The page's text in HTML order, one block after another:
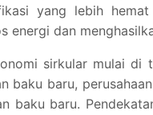
yang lebih
energi dan
sirkular mulai di
baku baru,
baku baru.